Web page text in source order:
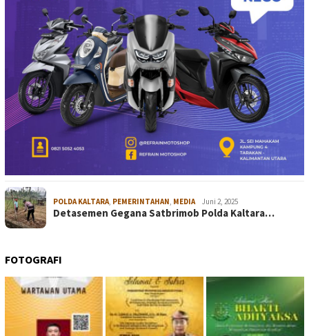
POLDA KALTARA, PEMERINTAHAN, MEDIA Juni 2, 2025
Detasemen Gegana Satbrimob Polda Kaltara…
FOTOGRAFI